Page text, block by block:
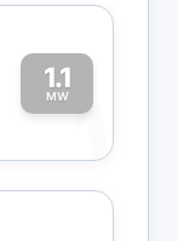
1.1
MW1